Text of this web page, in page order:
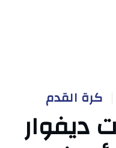
كرة القدم
ديفوار